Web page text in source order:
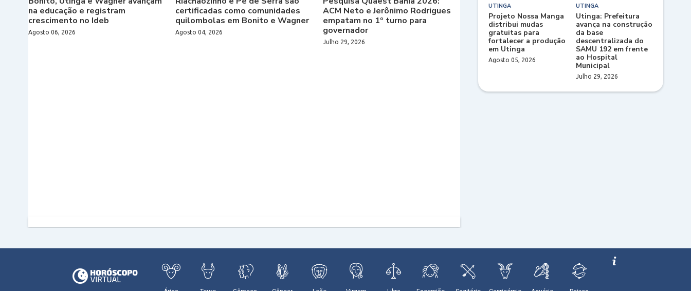
na educação e registram
crescimento no Ideb
Agosto 06, 2026
certificadas como comunidades
quilombolas em Bonito e Wagner
Agosto 04, 2026
ACM Neto e Jerônimo Rodrigues
empatam no 1º turno para
governador
Julho 29, 2026
UTINGA
Projeto Nossa Manga
distribui mudas
gratuitas para
fortalecer a produção
em Utinga
Agosto 05, 2026
UTINGA
Utinga: Prefeitura
avança na construção
da base
descentralizada do
SAMU 192 em frente
ao Hospital
Municipal
Julho 29, 2026